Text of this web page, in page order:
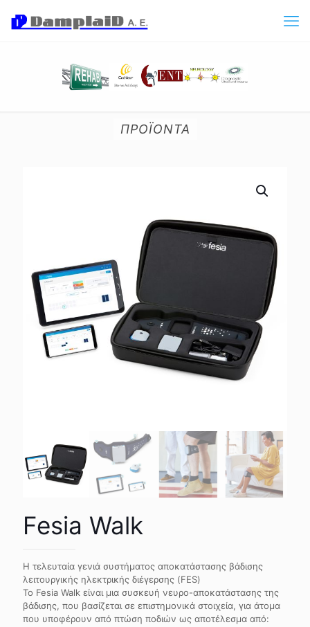
ΠΡΟΪΟΝΤΑ
Fesia Walk
Η τελευταία γενιά συστήματος αποκατάστασης βάδισης
λειτουργικής ηλεκτρικής διέγερσης (FES)
Το Fesia Walk είναι μια συσκευή νευρο-αποκατάστασης της
βάδισης, που βασίζεται σε επιστημονικά στοιχεία, για άτομα
που υποφέρουν από πτώση ποδιών ως αποτέλεσμα από: